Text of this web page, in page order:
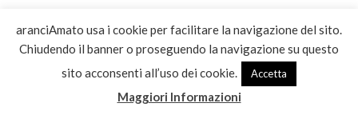
aranciAmato usa i cookie per facilitare la navigazione del sito.
Chiudendo il banner o proseguendo la navigazione su questo
sito acconsenti all’uso dei cookie.
Accetta
Maggiori Informazioni